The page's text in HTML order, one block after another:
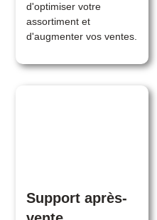
d'optimiser votre
assortiment et
d'augmenter vos ventes.
Support après-